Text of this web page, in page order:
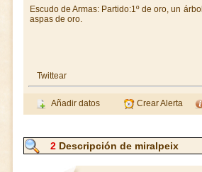
Escudo de Armas: Partido:1º de oro, un
aspas de oro.
Twittear
Añadir datos Crear Alerta
2 Descripción de miralpeix